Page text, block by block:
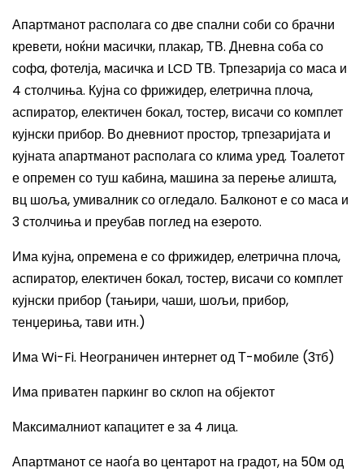
Апартманот располага со две спални соби со брачни
кревети, ноќни масички, плакар, ТВ. Дневна соба со
софa, фотелја, масичка и LCD ТВ. Трпезарија со маса и
4 столчиња. Кујна со фрижидер, елетрична плоча,
аспиратор, електичен бокал, тостер, висачи со комплет
кујнски прибор. Во дневниот простор, трпезаријата и
кујната апартманот располага со клима уред. Тоалетот
е опремен со туш кабина, машина за перење алишта,
вц шоља, умивалник со огледало. Балконот е со маса и
3 столчиња и преубав поглед на езерото.
Има кујна, опремена е со фрижидер, елетрична плоча,
аспиратор, електичен бокал, тостер, висачи со комплет
кујнски прибор (тањири, чаши, шољи, прибор,
тенџериња, тави итн.)
ИмаWi-Fi. Неограничен интернет од Т-мобиле (3тб)
Има приватен паркинг во склоп на објектот
Максималниот капацитет е за 4 лица.
Апартманот се наоѓа во центарот на градот, на 50м од